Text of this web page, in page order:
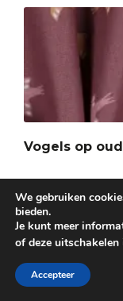
Vogels op
Breedte: 140
€9,75 Per meter
We gebruiken
bieden.
Je kunt meer
of deze uitschakelen
Accepteer